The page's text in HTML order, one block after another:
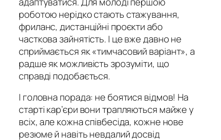
роботою нерідко стають стажування,
фриланс, дистанційні проєкти або
часткова зайнятість. І це вже давно не
сприймається як «тимчасовий варіант», а
радше як можливість зрозуміти, що
справді подобається.
І головна порада: не боятися відмов! На
старті кар’єри вони трапляються майже у
всіх, але кожна співбесіда, кожне нове
резюме й навіть невдалий досвід